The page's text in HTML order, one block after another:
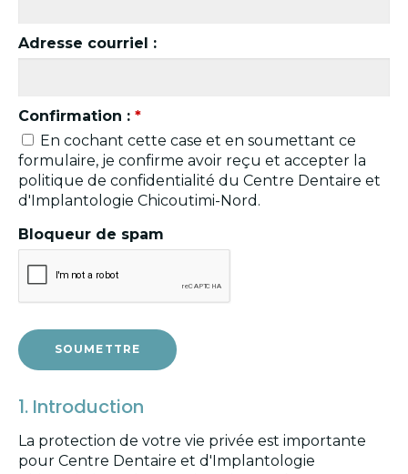
Adresse courriel :
Confirmation : *
En cochant cette case et en soumettant ce
formulaire, je confirme avoir reçu et accepter la
politique de confidentialité du Centre Dentaire et
d'Implantologie Chicoutimi-Nord.
Bloqueur de spam
1. Introduction
La protection de votre vie privée est importante
pour Centre Dentaire et d'Implantologie